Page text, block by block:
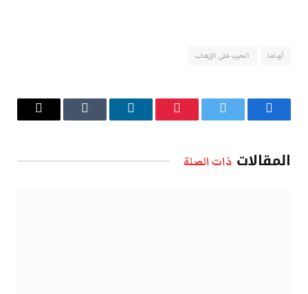
أوباما الحرب على الإرهاب
فيسبوك تويتر بينتيريستلينكدإن Tumblr
البريد
المقالات ذات الصلة